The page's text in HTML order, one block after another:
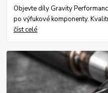
Objevte díly Gravity
po výfukové komponenty.
číst celé